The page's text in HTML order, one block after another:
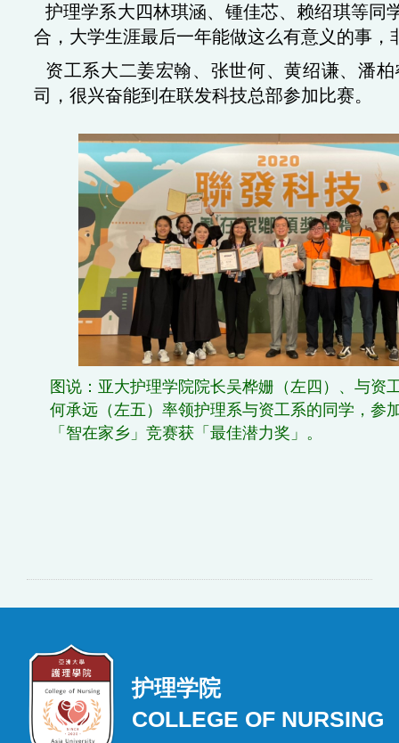
护理学系大四林琪涵、锺佳芯、赖绍琪等同
合，大学生涯最后一年能做这么有意义的事，
资工系大二姜宏翰、张世何、黄绍谦、潘
司，很兴奋能到在联发科技总部参加比赛。
图说：亚大护理学院院长吴桦姗（左四）、与资
何承远（左五）率领护理系与资工系的同学，参
「智在家乡」竞赛获「最佳潜力奖」。
护理学院
COLLEGE OF NURSING